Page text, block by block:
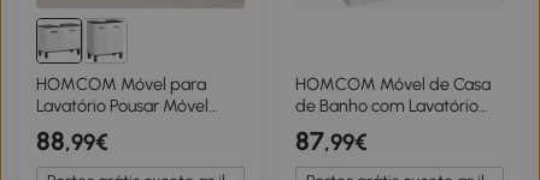
HOMCOM Móvel para
Lavatório Pousar Móvel
Casa de Banho com 2
Portas e Prateleira
Ajustável para Lavatório
88,99€
HOMCOM Móvel de Casa
de Banho com Lavatório
Móvel de Casa de Banho
com Porta com
Fechamento Suave e
87,99€